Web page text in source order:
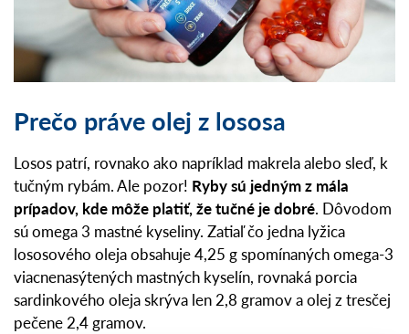
Prečo práve olej z lososa
Losos patrí, rovnako ako napríklad makrela alebo sleď, k
tučným rybám. Ale pozor! Ryby sú jedným z mála
prípadov, kde môže platiť, že tučné je dobré. Dôvodom
sú omega 3 mastné kyseliny. Zatiaľ čo jedna lyžica
lososového oleja obsahuje 4,25 g spomínaných omega-3
viacnenasýtených mastných kyselín, rovnaká porcia
sardinkového oleja skrýva len 2,8 gramov a olej z tresčej
pečene 2,4 gramov.